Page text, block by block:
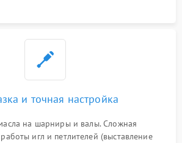
и точная настройка
на шарниры и валы. Сложная
игл и петлителей (выставление